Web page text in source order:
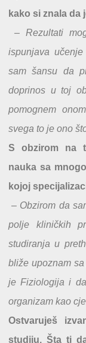
kako si znala da
– Rezultati
ispunjava
sam šansu da
doprinos u toj
pomognem
svega to je ono
S obzirom na
nauka sa
kojoj
– Obzirom da
polje kliničkih
studiranja u
bliže upoznam
je Fiziologija i
organizam kao
Ostvaruješ
studiju. Šta ti